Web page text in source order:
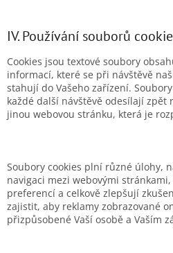
IV. Používání souborů
Cookies jsou textové soubory
informací, které se při návštěvě
stahují do Vašeho zařízení.
každé další návštěvě odesílají zpět
jinou webovou stránku, která je
Soubory cookies plní různé úlohy,
navigaci mezi webovými
preferencí a celkově zlepšují
zajistit, aby reklamy zobrazované
přizpůsobené Vaší osobě a Vaším